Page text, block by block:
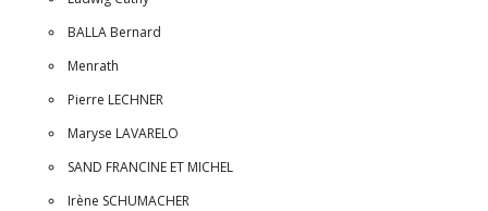
BALLA Bernard
Menrath
Pierre LECHNER
Maryse LAVARELO
SAND FRANCINE ET MICHEL
Irène SCHUMACHER